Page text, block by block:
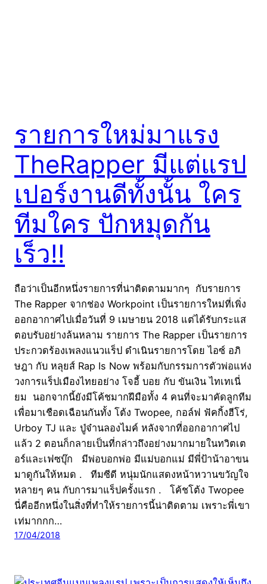
รายการใหม่มาแรง
TheRapper มีแต่แรป
เปอร์งานดีทั้งนั้น ใคร
ทีมใคร ปักหมุดกัน
เร็ว!!
ถือว่าเป็นอีกหนึ่งรายการที่น่าติดตามมากๆ กับรายการ
The Rapper จากช่อง Workpoint เป็นรายการใหม่ที่เพิ่ง
ออกอากาศไปเมื่อวันที่ 9 เมษายน 2018 แต่ได้รับกระแส
ตอบรับอย่างล้นหลาม รายการ The Rapper เป็นรายการ
ประกวดร้องเพลงแนวแร็ป ดำเนินรายการโดย ไอซ์ อภิ
ษฎา กับ หลุยส์ Rap Is Now พร้อมกับกรรมการตัวพ่อแห่ง
วงการแร็ปเมืองไทยอย่าง โจอี้ บอย กับ ขันเงิน ไทเทเนี่
ยม นอกจากนี้ยังมีโค้ชมากฝีมือทั้ง 4 คนที่จะมาคัดลูกทีม
เพื่อมาเชือดเฉือนกันทั้ง โต้ง Twopee, กอล์ฟ ฟัคกิ้งฮีโร่,
Urboy TJ และ ปู่จ๋านลองไมค์ หลังจากที่ออกอากาศไป
แล้ว 2 ตอนก็กลายเป็นที่กล่าวถึงอย่างมากมายในทวิตเต
อร์และเฟซบุ๊ก มีพ่อบอกพ่อ มีแม่บอกแม่ มีพี่ป้าน้าอาขน
มาดูกันให้หมด . ทีมซีดี หนุ่มนักแสดงหน้าหวานขวัญใจ
หลายๆ คน กับการมาแร็ปครั้งแรก . โค้ชโต้ง Twopee
นี่คืออีกหนึ่งในสิ่งที่ทำให้รายการนี้น่าติดตาม เพราะพี่เขา
เท่มากกก…
17/04/2018